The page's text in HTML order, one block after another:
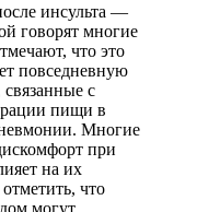
инсульта —
говорят многие
что это
повседневную
с
пищи в
Многие
при
на их
что
могут